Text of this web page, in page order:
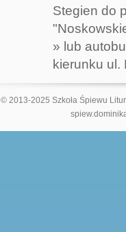
Stegien do
» lub
kierunku ul.
© 2013-2025 Szkoła Śpiewu